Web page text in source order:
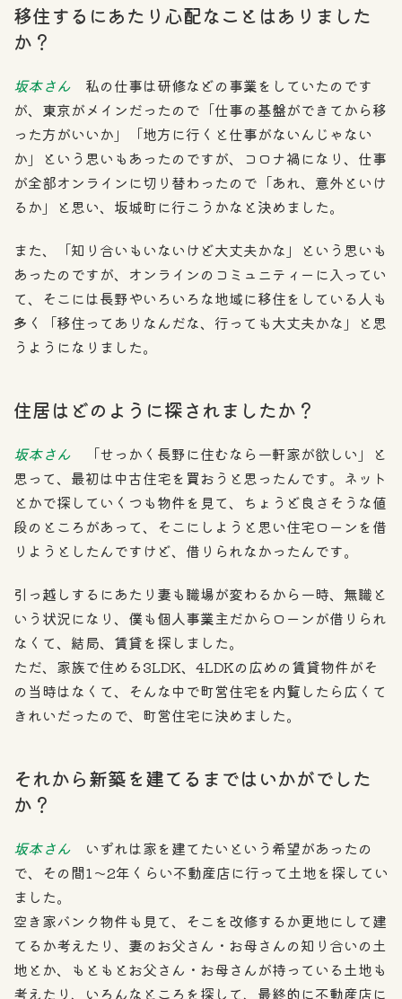
移住するにあたり心配なことはありました
か？
坂本さん 私の仕事は研修などの事業をしていたのです
が、東京がメインだったので「仕事の基盤ができてから移
った方がいいか」「地方に行くと仕事がないんじゃない
か」という思いもあったのですが、コロナ禍になり、仕事
が全部オンラインに切り替わったので「あれ、意外といけ
るか」と思い、坂城町に行こうかなと決めました。
また、「知り合いもいないけど大丈夫かな」という思いも
あったのですが、オンラインのコミュニティーに入ってい
て、そこには長野やいろいろな地域に移住をしている人も
多く「移住ってありなんだな、行っても大丈夫かな」と思
うようになりました。
住居はどのように探されましたか？
坂本さん 「せっかく長野に住むなら一軒家が欲しい」と
思って、最初は中古住宅を買おうと思ったんです。ネット
とかで探していくつも物件を見て、ちょうど良さそうな値
段のところがあって、そこにしようと思い住宅ローンを借
りようとしたんですけど、借りられなかったんです。
引っ越しするにあたり妻も職場が変わるから一時、無職と
いう状況になり、僕も個人事業主だからローンが借りられ
なくて、結局、賃貸を探しました。
ただ、家族で住める3LDK、4LDKの広めの賃貸物件がそ
の当時はなくて、そんな中で町営住宅を内覧したら広くて
きれいだったので、町営住宅に決めました。
それから新築を建てるまではいかがでした
か？
坂本さん いずれは家を建てたいという希望があったの
で、その間1〜2年くらい不動産店に行って土地を探してい
ました。
空き家バンク物件も見て、そこを改修するか更地にして建
てるか考えたり、妻のお父さん・お母さんの知り合いの土
地とか、もともとお父さん・お母さんが持っている土地も
考えたり、いろんなところを探して、最終的に不動産店に